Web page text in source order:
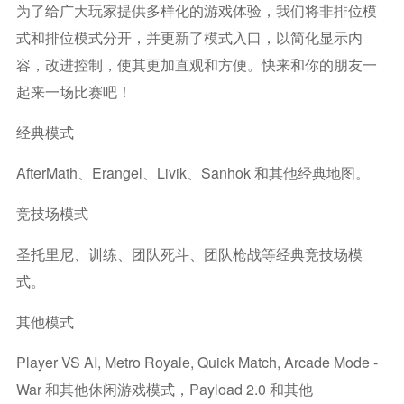
为了给广大玩家提供多样化的游戏体验，我们将非排位模
式和排位模式分开，并更新了模式入口，以简化显示内
容，改进控制，使其更加直观和方便。快来和你的朋友一
起来一场比赛吧！
经典模式
AfterMath、Erangel、Livik、Sanhok 和其他经典地图。
竞技场模式
圣托里尼、训练、团队死斗、团队枪战等经典竞技场模
式。
其他模式
Player VS AI, Metro Royale, Quick Match, Arcade Mode -
War 和其他休闲游戏模式，Payload 2.0 和其他